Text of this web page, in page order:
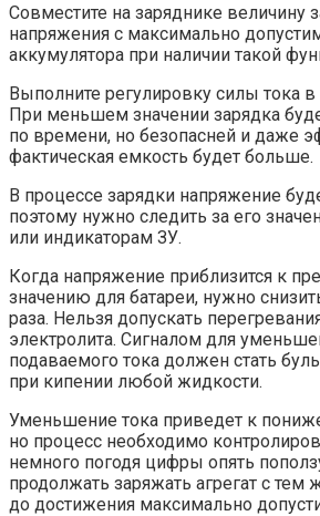
Совместите на заряднике величину
напряжения с максимально
аккумулятора при наличии такой
Выполните регулировку силы тока в
При меньшем значении зарядка
по времени, но безопасней и даже
фактическая емкость будет больше.
В процессе зарядки напряжение
поэтому нужно следить за его
или индикаторам ЗУ.
Когда напряжение приблизится к
значению для батареи, нужно
раза. Нельзя допускать
электролита. Сигналом для
подаваемого тока должен стать
при кипении любой жидкости.
Уменьшение тока приведет к
но процесс необходимо
немного погодя цифры опять
продолжать заряжать агрегат с тем
до достижения максимально